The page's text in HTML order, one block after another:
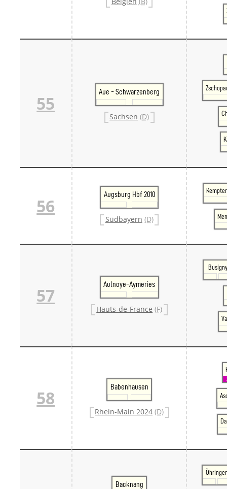
55
Aue - Schwarzenberg
Sachsen (D)
56
Augsburg Hbf 2010
Südbayern (D)
57
Aulnoye-Aymeries
Hauts-de-France (F)
Busigny
58
Babenhausen
Rhein-Main 2024 (D)
Backnang